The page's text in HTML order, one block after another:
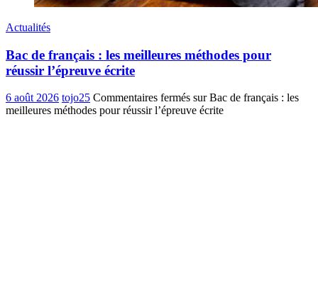
Actualités
Bac de français : les meilleures méthodes pour
réussir l’épreuve écrite
6 août 2026 tojo25 Commentaires fermés sur Bac de français : les
meilleures méthodes pour réussir l’épreuve écrite